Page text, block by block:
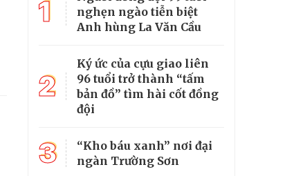
1
nghẹn ngào tiễn biệt
Anh hùng La Văn Cầu
2
Ký ức của cựu giao liên
96 tuổi trở thành “tấm
bản đồ” tìm hài cốt đồng
đội
3
“Kho báu xanh” nơi đại
ngàn Trường Sơn